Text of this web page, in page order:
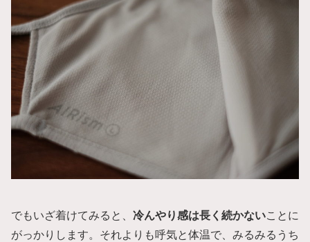
でもいざ着けてみると、 冷んやり感は長く続かないことに
がっかりします。それよりも呼気と体温で、みるみるうち